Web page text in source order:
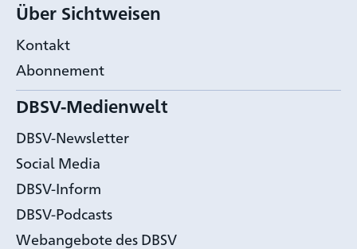
Über Sichtweisen
Kontakt
Abonnement
DBSV-Medienwelt
DBSV-Newsletter
Social Media
DBSV-Inform
DBSV-Podcasts
Webangebote des DBSV